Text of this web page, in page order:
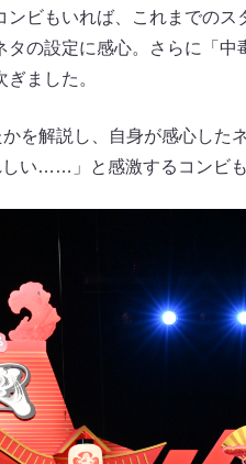
ビもいれば、これまでのス
の設定に感心。さらに「中
ました。
を解説し、自身が感心した
しい……」と感激するコンビも